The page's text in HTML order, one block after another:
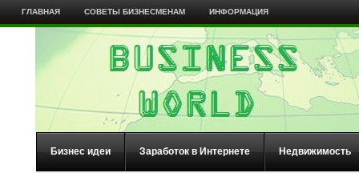
ГЛАВНАЯ СОВЕТЫ БИЗНЕСМЕНАМ ИНФОРМАЦИЯ
Бизнес идеи Заработок в Интернете Недвижимость